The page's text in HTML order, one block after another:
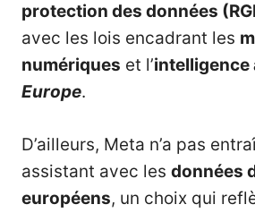
protection des données
avec les lois encadrant les
numériques et l’
Europe.
D’ailleurs, Meta n’a pas
assistant avec les données
européens, un choix qui